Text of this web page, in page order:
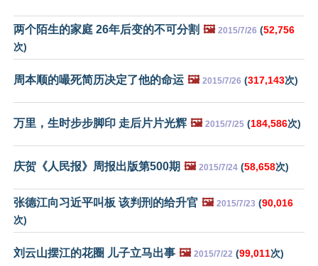
两个陌生的家庭 26年后变的不可分割 🖼️ 2015/7/26 (52,756
次)
周本顺的嘬死简历决定了他的命运 🖼️ 2015/7/26 (317,143次)
万里，生时步步脚印 走后片片光辉 🖼️ 2015/7/25 (184,586次)
庆贺《人民报》周报出版第500期 🖼️ 2015/7/24 (58,658次)
张德江向习近平叫板 该判刑的给升官 🖼️ 2015/7/23 (90,016
次)
刘云山摆江的花圈 儿子立马出事 🖼️ 2015/7/22 (99,011次)